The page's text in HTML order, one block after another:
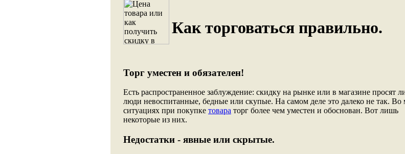
Как торговаться правильно.
Торг уместен и обязателен!
Есть распространенное заблуждение: скидку на рынке или в магазине просят
люди невоспитанные, бедные или скупые. На самом деле это далеко не так. Во
ситуациях при покупке товара торг более чем уместен и обоснован. Вот лишь
некоторые из них.
Недостатки - явные или скрытые.